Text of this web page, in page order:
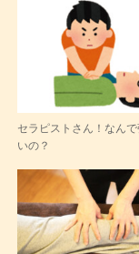
セラピストさん！なん
いの？